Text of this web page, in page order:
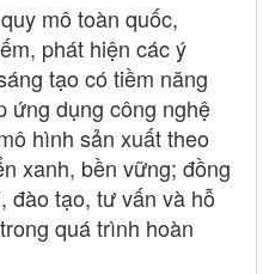
mô toàn quốc,
phát hiện các ý
tạo có tiềm năng
ứng dụng công nghệ
hình sản xuất theo
xanh, bền vững; đồng
đào tạo, tư vấn và hỗ
quá trình hoàn